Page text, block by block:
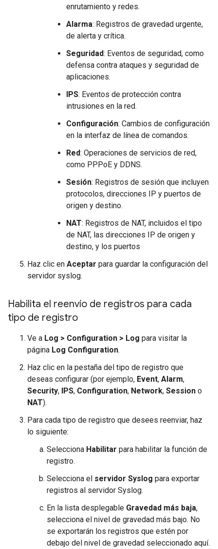
enrutamiento y redes.
Alarma: Registros de gravedad urgente,
de alerta y crítica.
Seguridad: Eventos de seguridad, como
defensa contra ataques y seguridad de
aplicaciones.
IPS: Eventos de protección contra
intrusiones en la red.
Configuración: Cambios de configuración
en la interfaz de línea de comandos.
Red: Operaciones de servicios de red,
como PPPoE y DDNS.
Sesión: Registros de sesión que incluyen
protocolos, direcciones IP y puertos de
origen y destino.
NAT: Registros de NAT, incluidos el tipo
de NAT, las direcciones IP de origen y
destino, y los puertos
Haz clic en Aceptar para guardar la configuración del
servidor syslog.
Habilita el reenvío de registros para cada
tipo de registro
Ve a Log > Configuration > Log para visitar la
página Log Configuration.
Haz clic en la pestaña del tipo de registro que
deseas configurar (por ejemplo, Event, Alarm,
Security, IPS, Configuration, Network, Session o
NAT).
Para cada tipo de registro que desees reenviar, haz
lo siguiente:
Selecciona Habilitar para habilitar la función de
registro.
Selecciona el servidor Syslog para exportar
registros al servidor Syslog.
En la lista desplegable Gravedad más baja,
selecciona el nivel de gravedad más bajo. No
se exportarán los registros que estén por
debajo del nivel de gravedad seleccionado aquí.